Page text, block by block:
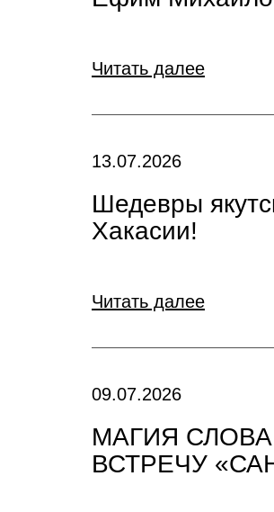
Читать далее
13.07.2026
Шедевры
Хакасии!
Читать далее
09.07.2026
МАГИЯ
ВСТРЕЧУ